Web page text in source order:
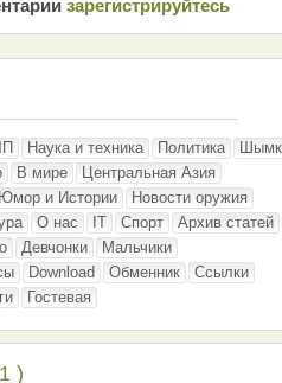
зарeгиcтрирyйтeсь
Наука и техника Политика
В мире
Центральная Азия
Юмор и Истории
Новости оружия
О нас IT Спорт
Архив статей
Девчонки
Мальчики
Download Обменник
Ссылки
Гостевая
)